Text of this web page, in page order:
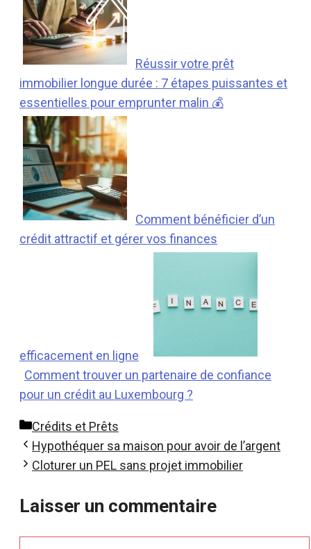
Réussir votre prêt
immobilier longue durée : 7 étapes puissantes et
essentielles pour emprunter malin 💰
Comment bénéficier d’un
crédit attractif et gérer vos finances
efficacement en ligne
Comment trouver un partenaire de confiance
pour un crédit au Luxembourg ?
Catégories
Crédits et Prêts
Hypothéquer sa maison pour avoir de l’argent
Cloturer un PEL sans projet immobilier
Laisser un commentaire